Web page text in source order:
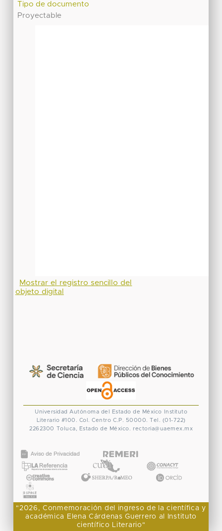
Tipo de documento
Proyectable
Mostrar el registro sencillo del
objeto digital
Universidad Autónoma del Estado de México
Instituto
Literario #100. Col. Centro C.P. 50000. Tel. (01-722)
2262300
Toluca, Estado de México. rectoria@uaemex.mx
"2026, Conmemoración del ingreso de la científica y
académica Elena Cárdenas Guerrero al Instituto
científico Literario"